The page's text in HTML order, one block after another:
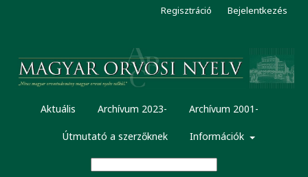
Aktuális Archívum 2023- Archívum 2001-
Útmutató a szerzőknek Információk
Regisztráció Bejelentkezés